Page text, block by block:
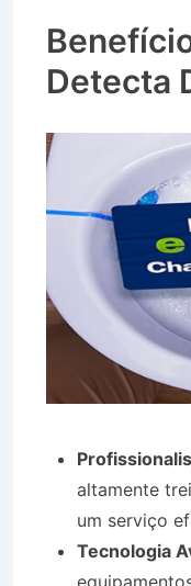
Detecta
altamente
um serviço
Tecnologia